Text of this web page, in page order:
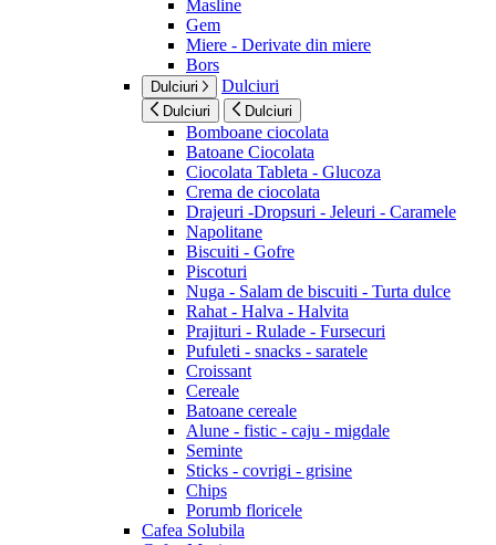
Masline
Gem
Miere - Derivate din miere
Bors
Dulciuri Dulciuri
Dulciuri Dulciuri
Bomboane ciocolata
Batoane Ciocolata
Ciocolata Tableta - Glucoza
Crema de ciocolata
Drajeuri -Dropsuri - Jeleuri - Caramele
Napolitane
Biscuiti - Gofre
Piscoturi
Nuga - Salam de biscuiti - Turta dulce
Rahat - Halva - Halvita
Prajituri - Rulade - Fursecuri
Pufuleti - snacks - saratele
Croissant
Cereale
Batoane cereale
Alune - fistic - caju - migdale
Seminte
Sticks - covrigi - grisine
Chips
Porumb floricele
Cafea Solubila